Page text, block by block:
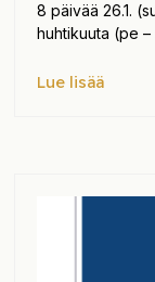
8 päivää 26.1.
huhtikuuta (pe
Lue lisää